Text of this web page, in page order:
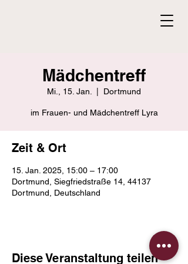
Mädchentreff
Mi., 15. Jan. Dortmund
im Frauen- und Mädchentreff Lyra
Zeit & Ort
15. Jan. 2025, 15:00 – 17:00
Dortmund, Siegfriedstraße 14, 44137
Dortmund, Deutschland
Diese Veranstaltung teilen